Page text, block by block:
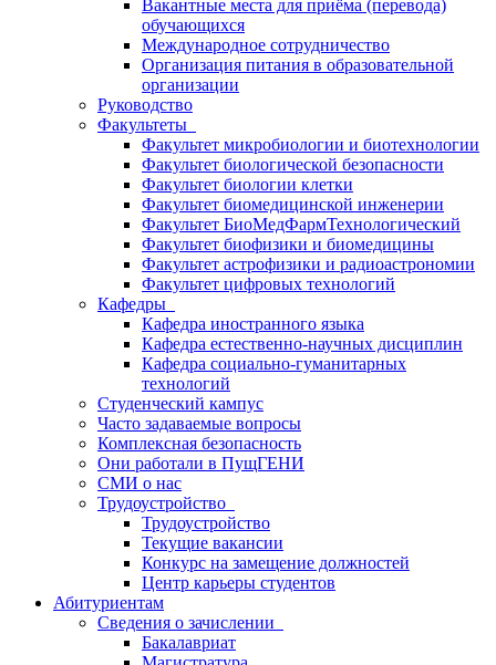
Вакантные места для приёма (перевода)
обучающихся
Международное сотрудничество
Организация питания в образовательной
организации
Руководство
Факультеты
Факультет микробиологии и биотехнологии
Факультет биологической безопасности
Факультет биологии клетки
Факультет биомедицинской инженерии
Факультет БиоМедФармТехнологический
Факультет биофизики и биомедицины
Факультет астрофизики и радиоастрономии
Факультет цифровых технологий
Кафедры
Кафедра иностранного языка
Кафедра естественно-научных дисциплин
Кафедра социально-гуманитарных
технологий
Студенческий кампус
Часто задаваемые вопросы
Комплексная безопасность
Они работали в ПущГЕНИ
СМИ о нас
Трудоустройство
Трудоустройство
Текущие вакансии
Конкурс на замещение должностей
Центр карьеры студентов
Абитуриентам
Сведения о зачислении
Бакалавриат